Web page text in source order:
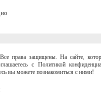
права защищены. На сайте,
с Политикой
вы можете познакомиться с ними!